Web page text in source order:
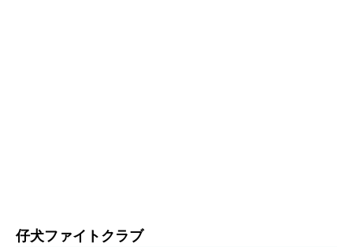
仔犬ファイトクラブ